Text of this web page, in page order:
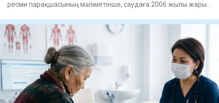
ресми парақшасының мәліметінше, саудаға 2006 жылы жарық